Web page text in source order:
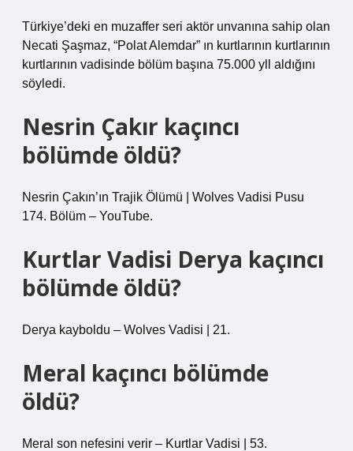
Türkiye’deki en muzaffer seri aktör unvanına sahip olan
Necati Şaşmaz, “Polat Alemdar” ın kurtlarının kurtlarının
kurtlarının vadisinde bölüm başına 75.000 yll aldığını
söyledi.
Nesrin Çakır kaçıncı
bölümde öldü?
Nesrin Çakın’ın Trajik Ölümü | Wolves Vadisi Pusu
174. Bölüm – YouTube.
Kurtlar Vadisi Derya kaçıncı
bölümde öldü?
Derya kayboldu – Wolves Vadisi | 21.
Meral kaçıncı bölümde
öldü?
Meral son nefesini verir – Kurtlar Vadisi | 53.